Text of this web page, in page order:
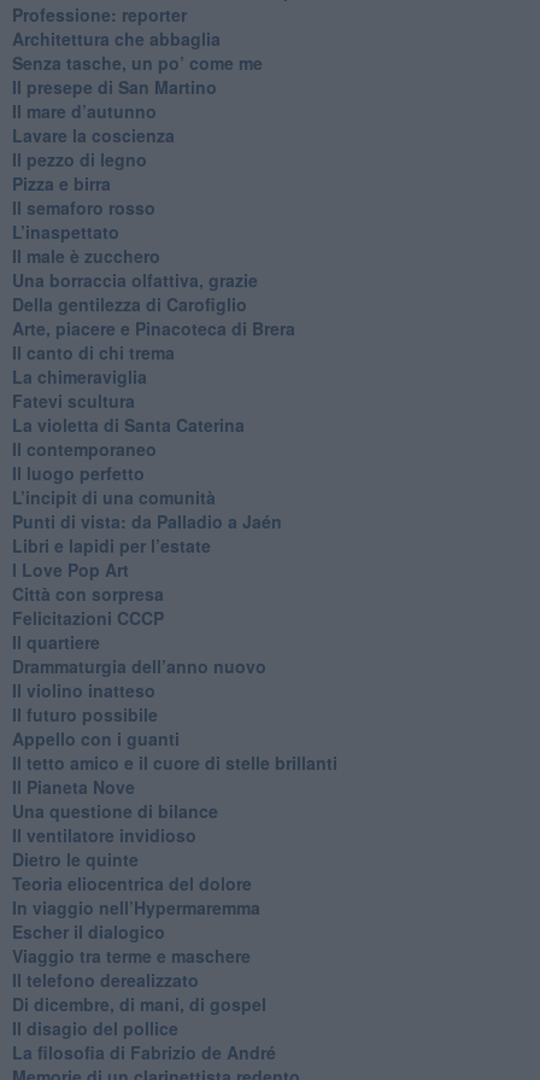
Professione: reporter
Architettura che abbaglia
​Senza tasche, un po’ come me
​Il presepe di San Martino
​Il mare d’autunno
​Lavare la coscienza
​Il pezzo di legno
​Pizza e birra
​Il semaforo rosso
​L’inaspettato
​Il male è zucchero
​Una borraccia olfattiva, grazie
​Della gentilezza di Carofiglio
Arte, piacere e Pinacoteca di Brera
​Il canto di chi trema
La chimeraviglia
​Fatevi scultura
​La violetta di Santa Caterina
​Il contemporaneo
​Il luogo perfetto
​L’incipit di una comunità
Punti di vista: da Palladio a Jaén
​Libri e lapidi per l’estate
​I Love Pop Art
Città con sorpresa
Felicitazioni CCCP
​Il quartiere
​Drammaturgia dell’anno nuovo
​Il violino inatteso
​Il futuro possibile
​Appello con i guanti
​Il tetto amico e il cuore di stelle brillanti
​Il Pianeta Nove
​Una questione di bilance
​Il ventilatore invidioso
​Dietro le quinte
​Teoria eliocentrica del dolore
In viaggio nell’Hypermaremma
​Escher il dialogico
​Viaggio tra terme e maschere
Il telefono derealizzato
​Di dicembre, di mani, di gospel
​Il disagio del pollice
​La filosofia di Fabrizio de André